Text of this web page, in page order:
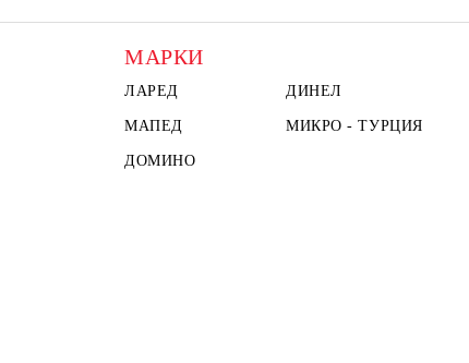
МАРКИ
ЛАРЕД ДИНЕЛ
МАПЕД МИКРО - ТУРЦИЯ
ДОМИНО